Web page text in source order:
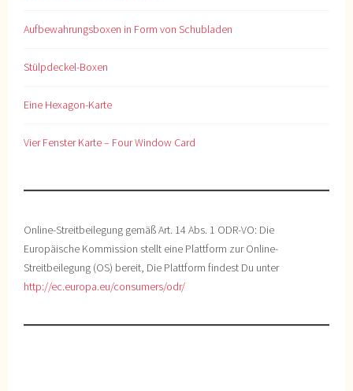
Aufbewahrungsboxen in Form von Schubladen
Stülpdeckel-Boxen
Eine Hexagon-Karte
Vier Fenster Karte – Four Window Card
Online-Streitbeilegung gemäß Art. 14 Abs. 1 ODR-VO: Die
Europäische Kommission stellt eine Plattform zur Online-
Streitbeilegung (OS) bereit, Die Plattform findest Du unter
http://ec.europa.eu/consumers/odr/